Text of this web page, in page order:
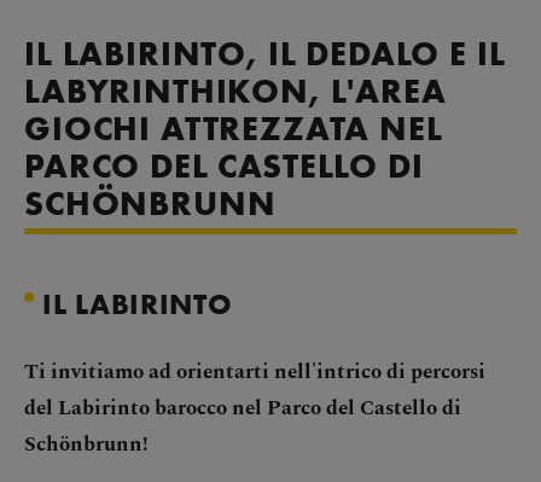
IL LABIRINTO, IL DEDALO E IL
LABYRINTHIKON, L'AREA
GIOCHI ATTREZZATA NEL
PARCO DEL CASTELLO DI
SCHÖNBRUNN
IL LABIRINTO
Ti invitiamo ad orientarti nell'intrico di percorsi
del Labirinto barocco nel Parco del Castello di
Schönbrunn!